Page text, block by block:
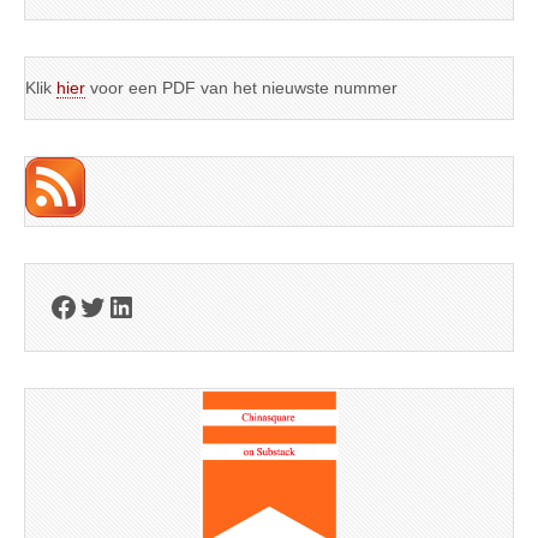
Klik hier voor een PDF van het nieuwste nummer
Facebook
Twitter
LinkedIn